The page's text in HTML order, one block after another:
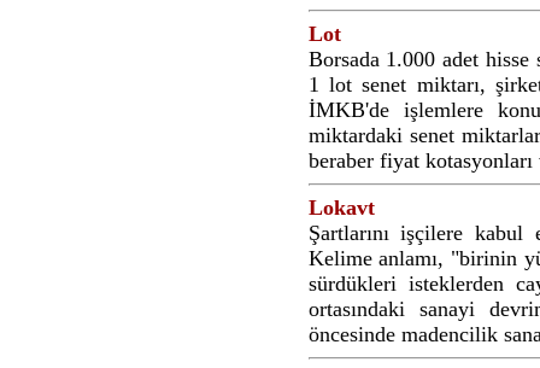
Lot
Borsada 1.000 adet
1 lot senet miktarı,
İMKB'de işlemlere
miktardaki senet
beraber fiyat
Lokavt
Şartlarını işçilere kabul
Kelime anlamı, "birinin
sürdükleri isteklerden
ortasındaki sanayi
öncesinde madencilik